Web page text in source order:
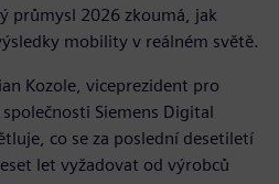
průmysl 2026 zkoumá, jak
mobility v reálném světě.
Kozole, viceprezident pro
Siemens Digital
co se za poslední desetiletí
let vyžadovat od výrobců